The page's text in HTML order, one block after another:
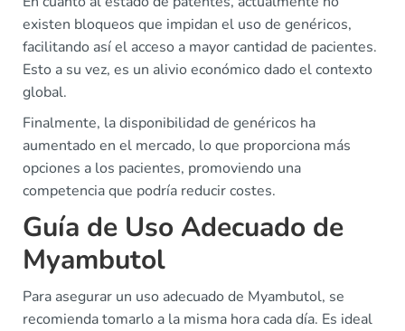
existen bloqueos que impidan el uso de genéricos,
facilitando así el acceso a mayor cantidad de pacientes.
Esto a su vez, es un alivio económico dado el contexto
global.
Finalmente, la disponibilidad de genéricos ha
aumentado en el mercado, lo que proporciona más
opciones a los pacientes, promoviendo una
competencia que podría reducir costes.
Guía de Uso Adecuado de
Myambutol
Para asegurar un uso adecuado de Myambutol, se
recomienda tomarlo a la misma hora cada día. Es ideal